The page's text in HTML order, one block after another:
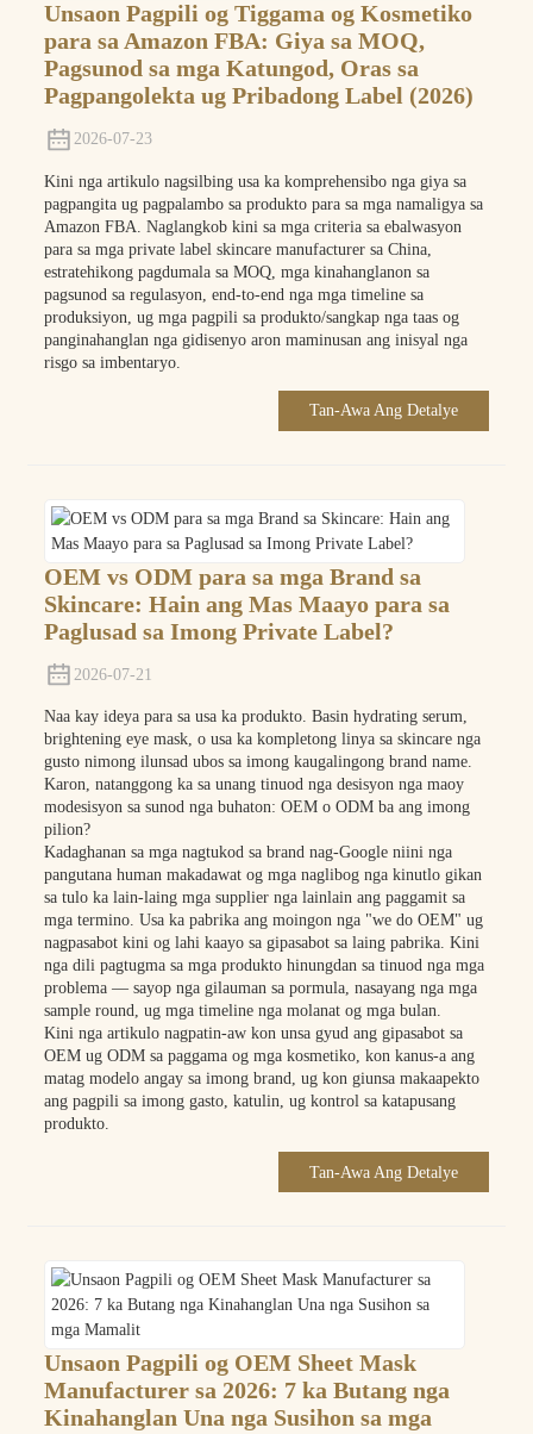
Unsaon Pagpili og Tiggama og Kosmetiko
para sa Amazon FBA: Giya sa MOQ,
Pagsunod sa mga Katungod, Oras sa
Pagpangolekta ug Pribadong Label (2026)
2026-07-23
Kini nga artikulo nagsilbing usa ka komprehensibo nga giya sa
pagpangita ug pagpalambo sa produkto para sa mga namaligya sa
Amazon FBA. Naglangkob kini sa mga criteria sa ebalwasyon
para sa mga private label skincare manufacturer sa China,
estratehikong pagdumala sa MOQ, mga kinahanglanon sa
pagsunod sa regulasyon, end-to-end nga mga timeline sa
produksiyon, ug mga pagpili sa produkto/sangkap nga taas og
panginahanglan nga gidisenyo aron maminusan ang inisyal nga
risgo sa imbentaryo.
Tan-Awa Ang Detalye
OEM vs ODM para sa mga Brand sa
Skincare: Hain ang Mas Maayo para sa
Paglusad sa Imong Private Label?
2026-07-21
Naa kay ideya para sa usa ka produkto. Basin hydrating serum,
brightening eye mask, o usa ka kompletong linya sa skincare nga
gusto nimong ilunsad ubos sa imong kaugalingong brand name.
Karon, natanggong ka sa unang tinuod nga desisyon nga maoy
modesisyon sa sunod nga buhaton: OEM o ODM ba ang imong
pilion?
Kadaghanan sa mga nagtukod sa brand nag-Google niini nga
pangutana human makadawat og mga naglibog nga kinutlo gikan
sa tulo ka lain-laing mga supplier nga lainlain ang paggamit sa
mga termino. Usa ka pabrika ang moingon nga "we do OEM" ug
nagpasabot kini og lahi kaayo sa gipasabot sa laing pabrika. Kini
nga dili pagtugma sa mga produkto hinungdan sa tinuod nga mga
problema — sayop nga gilauman sa pormula, nasayang nga mga
sample round, ug mga timeline nga molanat og mga bulan.
Kini nga artikulo nagpatin-aw kon unsa gyud ang gipasabot sa
OEM ug ODM sa paggama og mga kosmetiko, kon kanus-a ang
matag modelo angay sa imong brand, ug kon giunsa makaapekto
ang pagpili sa imong gasto, katulin, ug kontrol sa katapusang
produkto.
Tan-Awa Ang Detalye
Unsaon Pagpili og OEM Sheet Mask
Manufacturer sa 2026: 7 ka Butang nga
Kinahanglan Una nga Susihon sa mga